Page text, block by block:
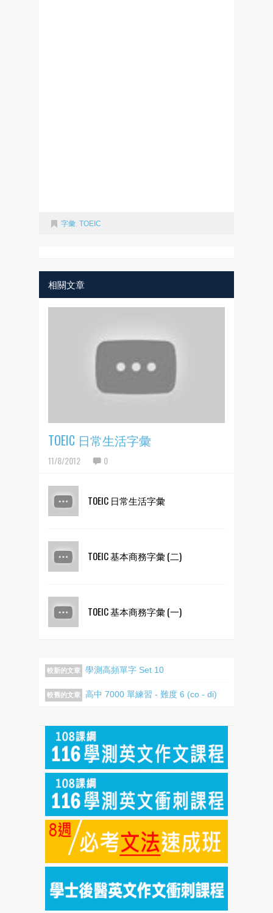
字彙 TOEIC
相關文章
TOEIC 日常生活字彙
11/8/2012 0
TOEIC 日常生活字彙
TOEIC 基本商務字彙 (二)
TOEIC 基本商務字彙 (一)
較新的文章 學測高頻單字 Set 10
較舊的文章 高中 7000 單練習 - 難度 6 (co - di)